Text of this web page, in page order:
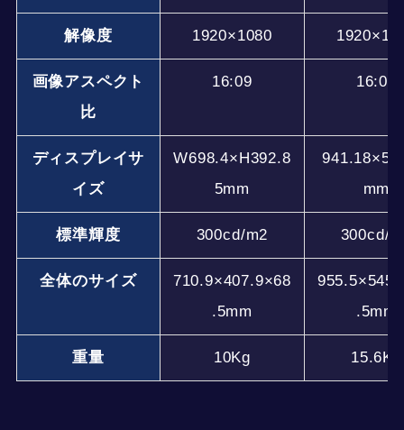
解像度 1920×1080
画像アスペクト
比
16:09 16:09
ディスプレイサ
イズ
W698.4×H392.8
5mm
mm
標準輝度 300cd/m2 300cd/
全体のサイズ
710.9×407.9×68
.5mm
.5mm
重量 10Kg 15.6Kg